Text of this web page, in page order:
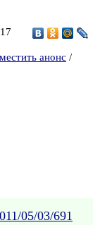
анонс /
05/03/691